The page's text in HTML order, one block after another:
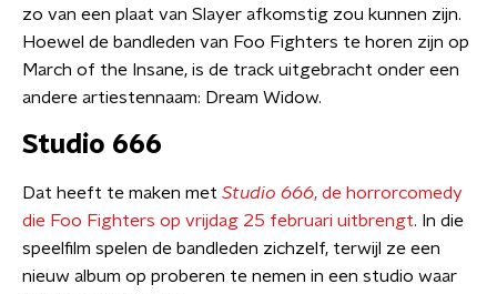
zo van een plaat van Slayer afkomstig zou kunnen zijn.
Hoewel de bandleden van Foo Fighters te horen zijn op
March of the Insane, is de track uitgebracht onder een
andere artiestennaam: Dream Widow.
Studio 666
Dat heeft te maken met Studio 666, de horrorcomedy
die Foo Fighters op vrijdag 25 februari uitbrengt. In die
speelfilm spelen de bandleden zichzelf, terwijl ze een
nieuw album op proberen te nemen in een studio waar